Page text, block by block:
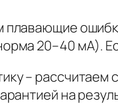
плавающие
20–40 мА).
– рассчитаем
на